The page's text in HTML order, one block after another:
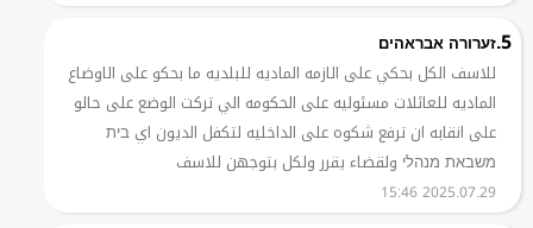
5.זערורה אבראהים
للاسف الكل بحكي على الازمه الماديه للبلديه ما بحكو على الاوضاع
الماديه للعائلات مسئوليه على الحكومه الي تركت الوضع على حالو
على انقابه ان ترفع شكوه على الداخليه لتكفل الديون اي בית
משבאת מנהלי ولقضاء يقرر ولكل بتوجهن للاسف
2025.07.29 15:46